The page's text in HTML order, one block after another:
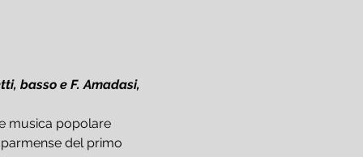
basso e F. Amadasi,
musica popolare
del primo